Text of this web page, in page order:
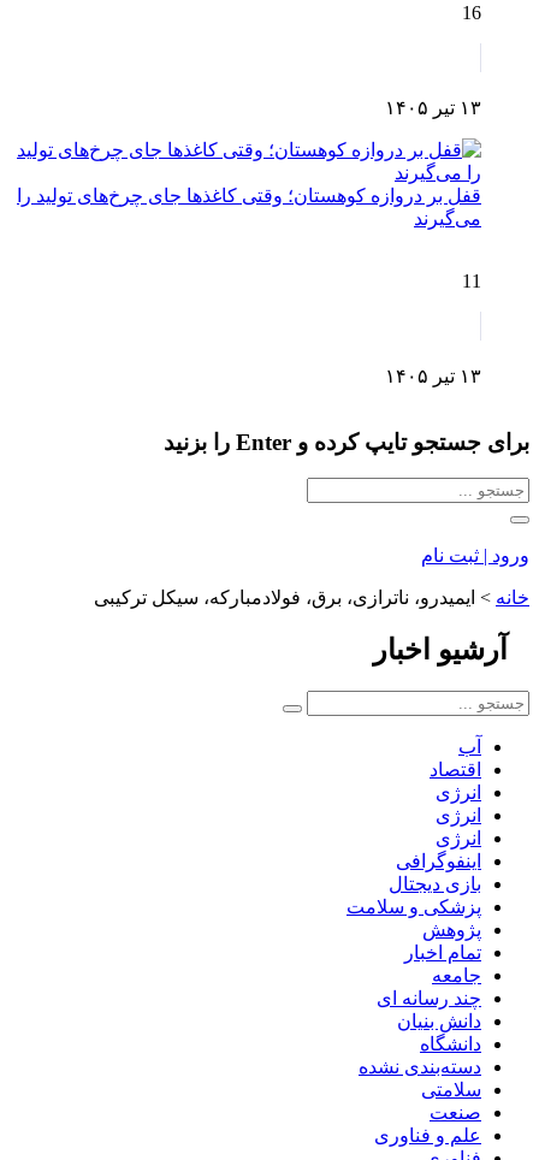
16
۱۳ تیر ۱۴۰۵
قفل بر دروازه کوهستان؛ وقتی کاغذها جای چرخ‌های تولید را
می‌گیرند
11
۱۳ تیر ۱۴۰۵
برای جستجو تایپ کرده و Enter را بزنید
ورود | ثبت نام
خانه > ایمیدرو، ناترازی، برق، فولادمبارکه، سیکل ترکیبی
آرشیو اخبار
آب
اقتصاد
انرژی
انرژی
انرژی
اینفوگرافی
بازی دیجتال
پزشکی و سلامت
پژوهش
تمام اخبار
جامعه
چند رسانه ای
دانش بنیان
دانشگاه
دسته‌بندی نشده
سلامتی
صنعت
علم و فناوری